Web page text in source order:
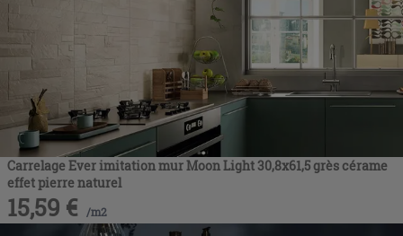
Carrelage Ever imitation mur Moon Light 30,8x61,5 grès cérame
effet pierre naturel
15,59 € /m2